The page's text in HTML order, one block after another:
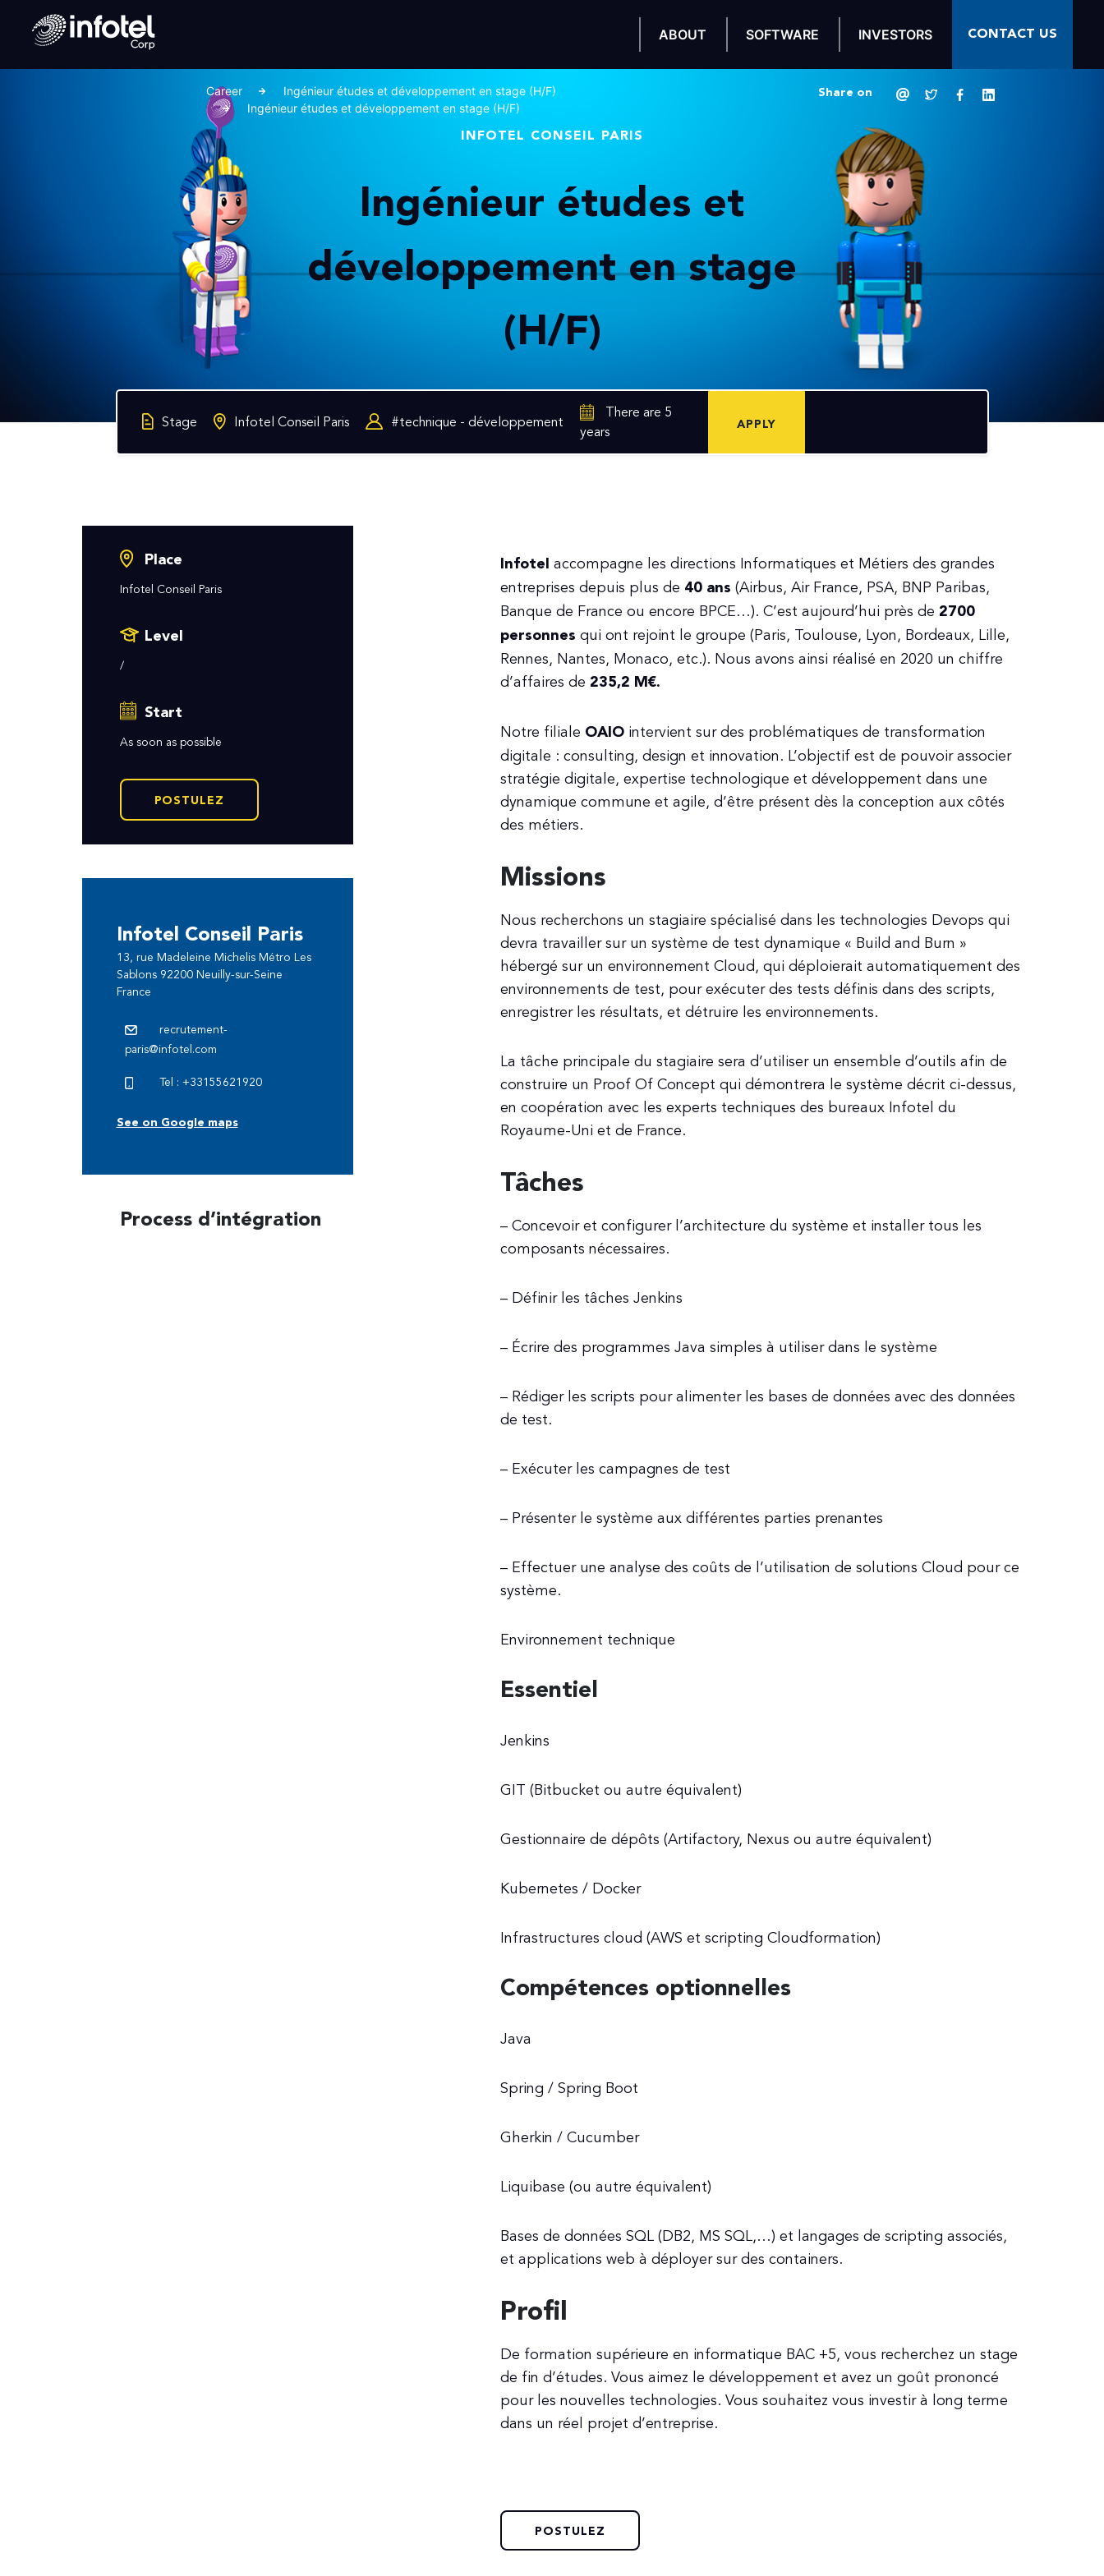
ABOUT SOFTWARE INVESTORS CONTACT US
Career
Ingénieur études et développement en stage (H/F)
Ingénieur études et développement en stage (H/F)
Share on
INFOTEL CONSEIL PARIS
Ingénieur études et
développement en stage
(H/F)
Stage Infotel Conseil Paris #technique - développement
There are 5
years
APPLY
Place
Infotel Conseil Paris
Level
/
Start
As soon as possible
POSTULEZ
Infotel Conseil Paris
13, rue Madeleine Michelis Métro Les
Sablons 92200 Neuilly-sur-Seine
France
recrutement-
paris@infotel.com
Tel : +33155621920
See on Google maps
Process d’intégration
Infotelaccompagne les directions Informatiques et Métiers des grandes
entreprises depuis plus de 40 ans (Airbus, Air France, PSA, BNP Paribas,
Banque de France ou encore BPCE…). C’est aujourd’hui près de 2700
personnes qui ont rejoint le groupe (Paris, Toulouse, Lyon, Bordeaux, Lille,
Rennes, Nantes, Monaco, etc.). Nous avons ainsi réalisé en 2020 un chiffre
d’affaires de 235,2 M€.
Notre filiale OAIO intervient sur des problématiques de transformation
digitale : consulting, design et innovation. L’objectif est de pouvoir associer
stratégie digitale, expertise technologique et développement dans une
dynamique commune et agile, d’être présent dès la conception aux côtés
des métiers.
Missions
Nous recherchons un stagiaire spécialisé dans les technologies Devops qui
devra travailler sur un système de test dynamique « Build and Burn »
hébergé sur un environnement Cloud, qui déploierait automatiquement des
environnements de test, pour exécuter des tests définis dans des scripts,
enregistrer les résultats, et détruire les environnements.
La tâche principale du stagiaire sera d’utiliser un ensemble d’outils afin de
construire un Proof Of Concept qui démontrera le système décrit ci-dessus,
en coopération avec les experts techniques des bureaux Infotel du
Royaume-Uni et de France.
Tâches
– Concevoir et configurer l’architecture du système et installer tous les
composants nécessaires.
– Définir les tâches Jenkins
– Écrire des programmes Java simples à utiliser dans le système
– Rédiger les scripts pour alimenter les bases de données avec des données
de test.
– Exécuter les campagnes de test
– Présenter le système aux différentes parties prenantes
– Effectuer une analyse des coûts de l’utilisation de solutions Cloud pour ce
système.
Environnement technique
Essentiel
Jenkins
GIT (Bitbucket ou autre équivalent)
Gestionnaire de dépôts (Artifactory, Nexus ou autre équivalent)
Kubernetes / Docker
Infrastructures cloud (AWS et scripting Cloudformation)
Compétences optionnelles
Java
Spring / Spring Boot
Gherkin / Cucumber
Liquibase (ou autre équivalent)
Bases de données SQL (DB2, MS SQL,…) et langages de scripting associés,
et applications web à déployer sur des containers.
Profil
De formation supérieure en informatique BAC +5, vous recherchez un stage
de fin d’études. Vous aimez le développement et avez un goût prononcé
pour les nouvelles technologies. Vous souhaitez vous investir à long terme
dans un réel projet d’entreprise.
POSTULEZ